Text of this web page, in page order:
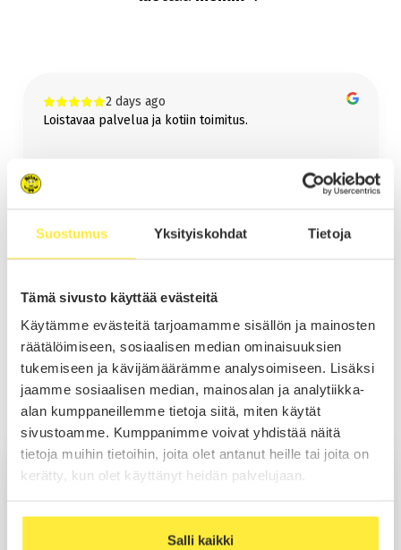
Suostumus Yksityiskohdat Tietoja
Tämä sivusto käyttää evästeitä
Käytämme evästeitä tarjoamamme sisällön ja mainosten
räätälöimiseen, sosiaalisen median ominaisuuksien
tukemiseen ja kävijämäärämme analysoimiseen. Lisäksi
jaamme sosiaalisen median, mainosalan ja analytiikka-
alan kumppaneillemme tietoja siitä, miten käytät
sivustoamme. Kumppanimme voivat yhdistää näitä
tietoja muihin tietoihin, joita olet antanut heille tai joita on
kerätty, kun olet käyttänyt heidän palvelujaan.
Salli kaikki
Vetokoukku jälkiasennettuna samaan pakettiin helposti ja vaivattomasti!
Lue lisää vetokoukusta
2 days ago
Loistavaa palvelua ja kotiin toimitus.
Timo Lonkainen
of
60
Myynti Helsinki
Sakari Cronström
Myynti